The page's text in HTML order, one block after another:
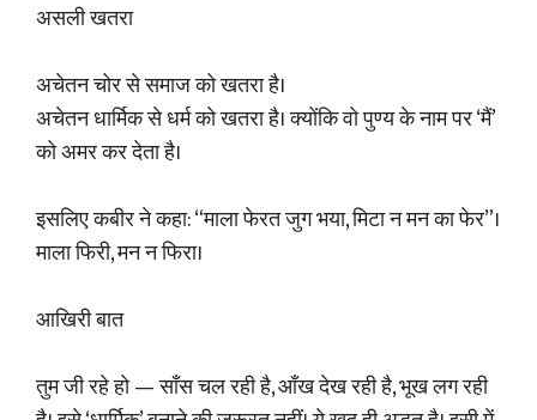
असली खतरा
अचेतन चोर से समाज को खतरा है।
अचेतन धार्मिक से धर्म को खतरा है। क्योंकि वो पुण्य के नाम पर ‘मैं’
को अमर कर देता है।
इसलिए कबीर ने कहा: “माला फेरत जुग भया, मिटा न मन का फेर”।
माला फिरी, मन न फिरा।
आखिरी बात
तुम जी रहे हो — साँस चल रही है, आँख देख रही है, भूख लग रही